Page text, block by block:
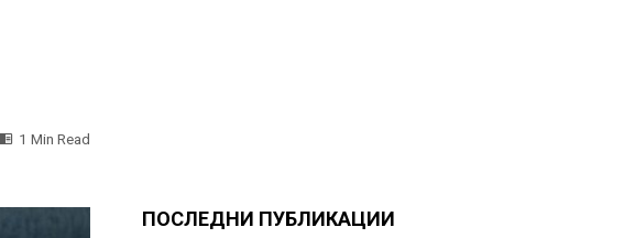
1 Min Read
ПОСЛЕДНИ ПУБЛИКАЦИИ